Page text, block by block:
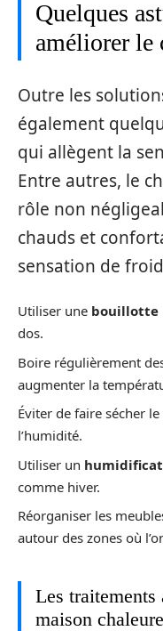
Quelques
améliorer le
Outre les
également
qui allègent la
Entre autres, le
rôle non
chauds et
sensation de
Utiliser une bouillotte
dos.
Boire régulièrement
augmenter la
Éviter de faire sécher
l’humidité.
Utiliser un
comme hiver.
Réorganiser les
autour des zones où
Les traitements
maison